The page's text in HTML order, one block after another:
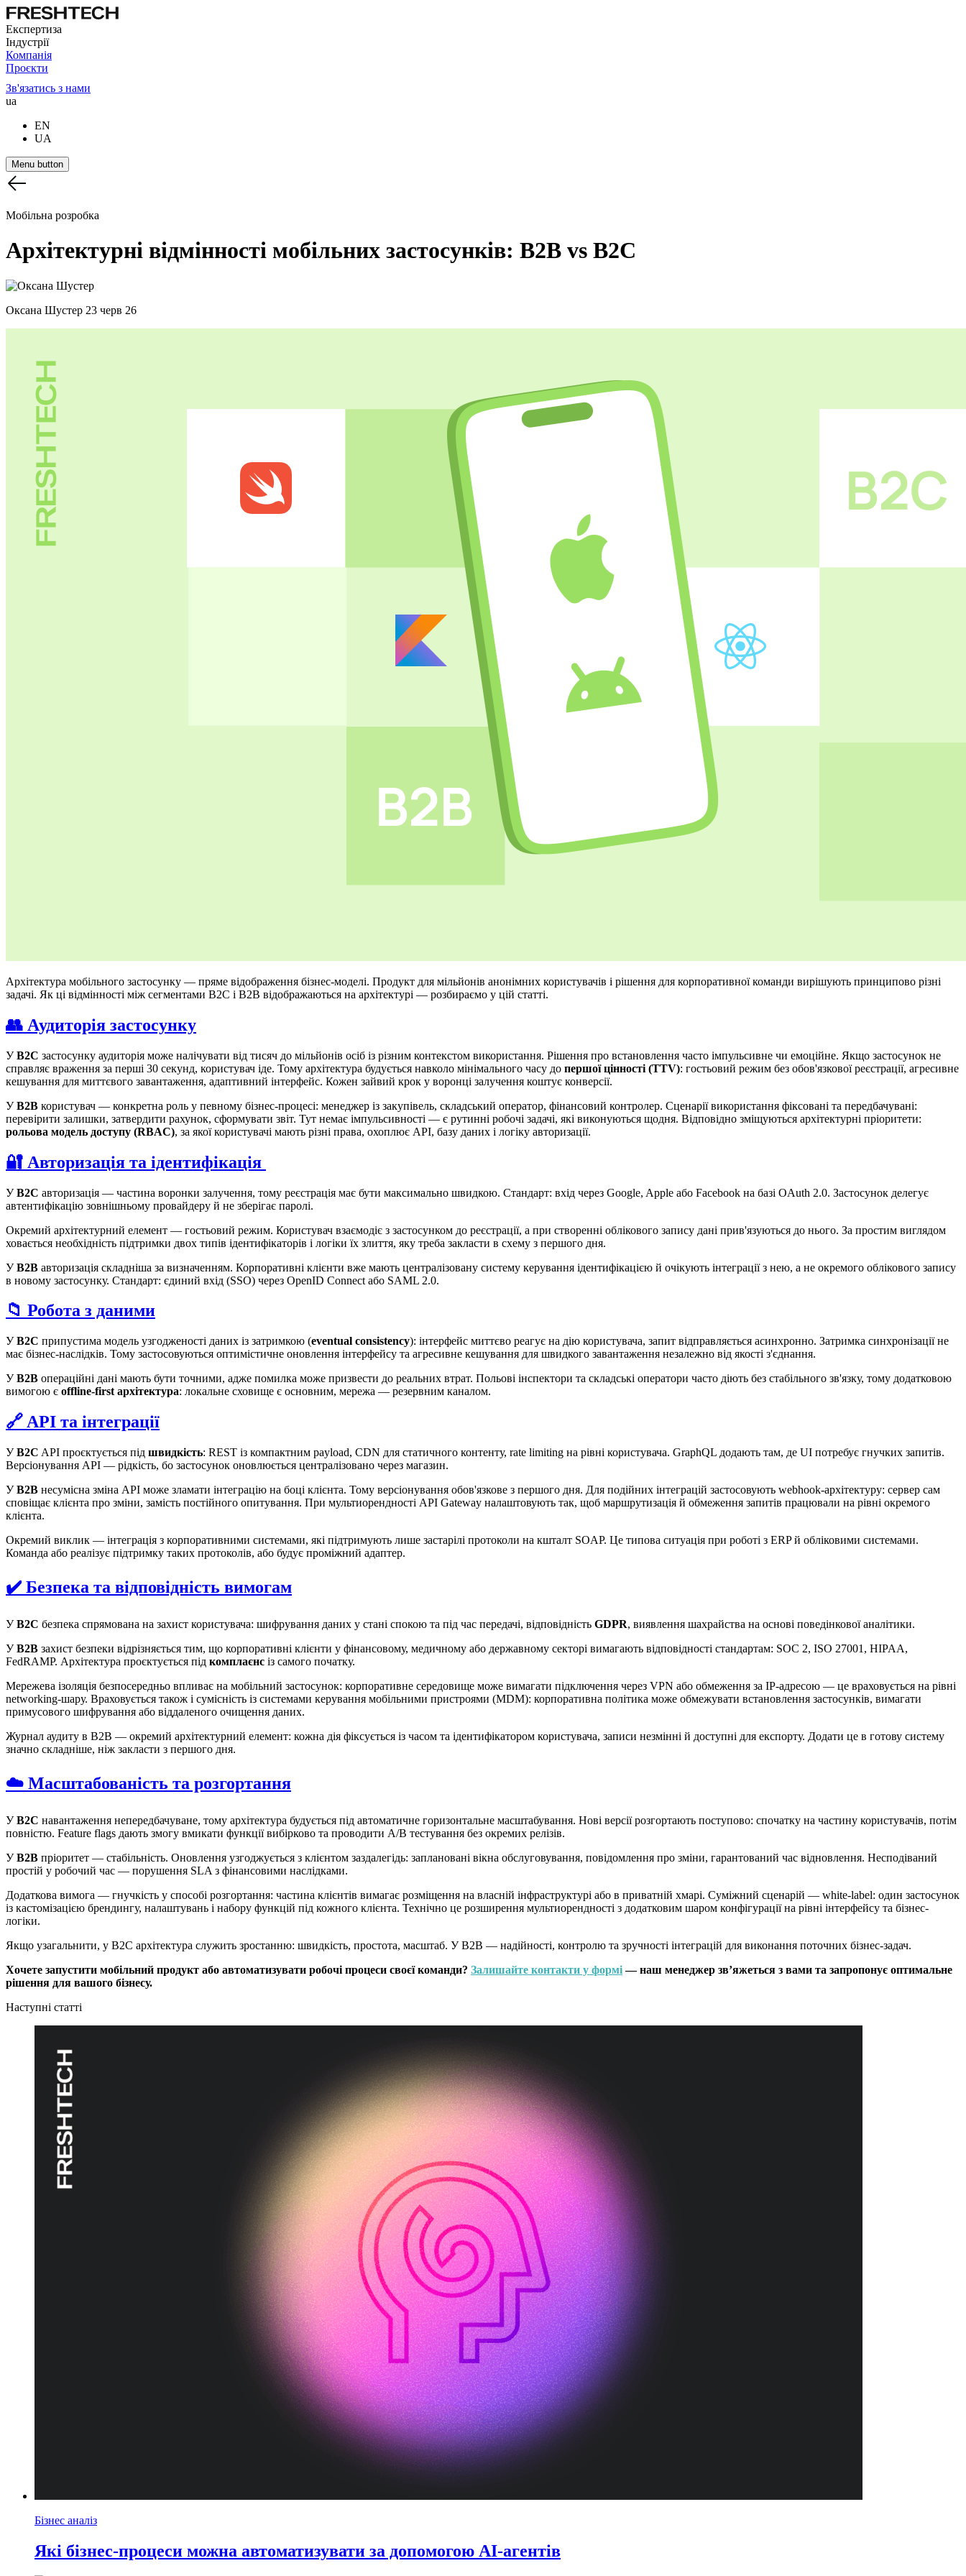
Експертиза
Індустрії
Компанія
Проєкти
Зв'язатись з нами
ua
EN
UA
Menu button
Мобільна розробка
Архітектурні відмінності мобільних застосунків: B2B vs B2C
Оксана Шустер 23 черв 26
Архітектура мобільного застосунку — пряме відображення бізнес-моделі. Продукт для мільйонів анонімних користувачів і рішення для корпоративної команди вирішують принципово різні
задачі. Як ці відмінності між сегментами B2C і B2B відображаються на архітектурі — розбираємо у цій статті.
👥 Аудиторія застосунку
УB2C застосунку аудиторія може налічувати від тисяч до мільйонів осіб із різним контекстом використання. Рішення про встановлення часто імпульсивне чи емоційне. Якщо застосунок не
справляє враження за перші 30 секунд, користувач іде. Тому архітектура будується навколо мінімального часу до першої цінності (TTV): гостьовий режим без обов'язкової реєстрації, агресивне
кешування для миттєвого завантаження, адаптивний інтерфейс. Кожен зайвий крок у воронці залучення коштує конверсії.
УB2B користувач — конкретна роль у певному бізнес-процесі: менеджер із закупівель, складський оператор, фінансовий контролер. Сценарії використання фіксовані та передбачувані:
перевірити залишки, затвердити рахунок, сформувати звіт. Тут немає імпульсивності — є рутинні робочі задачі, які виконуються щодня. Відповідно зміщуються архітектурні пріоритети:
рольова модель доступу (RBAC), за якої користувачі мають різні права, охоплює API, базу даних і логіку авторизації.
🔐 Авторизація та ідентифікація
УB2C авторизація — частина воронки залучення, тому реєстрація має бути максимально швидкою. Стандарт: вхід через Google, Apple або Facebook на базі OAuth 2.0. Застосунок делегує
автентифікацію зовнішньому провайдеру й не зберігає паролі.
Окремий архітектурний елемент — гостьовий режим. Користувач взаємодіє з застосунком до реєстрації, а при створенні облікового запису дані прив'язуються до нього. За простим виглядом
ховається необхідність підтримки двох типів ідентифікаторів і логіки їх злиття, яку треба закласти в схему з першого дня.
УB2B авторизація складніша за визначенням. Корпоративні клієнти вже мають централізовану систему керування ідентифікацією й очікують інтеграції з нею, а не окремого облікового запису
в новому застосунку. Стандарт: єдиний вхід (SSO) через OpenID Connect або SAML 2.0.
📁 Робота з даними
УB2C припустима модель узгодженості даних із затримкою (eventual consistency): інтерфейс миттєво реагує на дію користувача, запит відправляється асинхронно. Затримка синхронізації не
має бізнес-наслідків. Тому застосовуються оптимістичне оновлення інтерфейсу та агресивне кешування для швидкого завантаження незалежно від якості з'єднання.
УB2B операційні дані мають бути точними, адже помилка може призвести до реальних втрат. Польові інспектори та складські оператори часто діють без стабільного зв'язку, тому додатковою
вимогою є offline-first архітектура: локальне сховище є основним, мережа — резервним каналом.
🔗 API та інтеграції
УB2C API проєктується під швидкість: REST із компактним payload, CDN для статичного контенту, rate limiting на рівні користувача. GraphQL додають там, де UI потребує гнучких запитів.
Версіонування API — рідкість, бо застосунок оновлюється централізовано через магазин.
УB2B несумісна зміна API може зламати інтеграцію на боці клієнта. Тому версіонування обов'язкове з першого дня. Для подійних інтеграцій застосовують webhook-архітектуру: сервер сам
сповіщає клієнта про зміни, замість постійного опитування. При мультиорендності API Gateway налаштовують так, щоб маршрутизація й обмеження запитів працювали на рівні окремого
клієнта.
Окремий виклик — інтеграція з корпоративними системами, які підтримують лише застарілі протоколи на кшталт SOAP. Це типова ситуація при роботі з ERP й обліковими системами.
Команда або реалізує підтримку таких протоколів, або будує проміжний адаптер.
✔️ Безпека та відповідність вимогам
УB2C безпека спрямована на захист користувача: шифрування даних у стані спокою та під час передачі, відповідність GDPR, виявлення шахрайства на основі поведінкової аналітики.
УB2B захист безпеки відрізняється тим, що корпоративні клієнти у фінансовому, медичному або державному секторі вимагають відповідності стандартам: SOC 2, ISO 27001, HIPAA,
FedRAMP. Архітектура проєктується під комплаєнс із самого початку.
Мережева ізоляція безпосередньо впливає на мобільний застосунок: корпоративне середовище може вимагати підключення через VPN або обмеження за IP-адресою — це враховується на рівні
networking-шару. Враховується також і сумісність із системами керування мобільними пристроями (MDM): корпоративна політика може обмежувати встановлення застосунків, вимагати
примусового шифрування або віддаленого очищення даних.
Журнал аудиту в B2B — окремий архітектурний елемент: кожна дія фіксується із часом та ідентифікатором користувача, записи незмінні й доступні для експорту. Додати це в готову систему
значно складніше, ніж закласти з першого дня.
☁️ Масштабованість та розгортання
УB2C навантаження непередбачуване, тому архітектура будується під автоматичне горизонтальне масштабування. Нові версії розгортають поступово: спочатку на частину користувачів, потім
повністю. Feature flags дають змогу вмикати функції вибірково та проводити A/B тестування без окремих релізів.
УB2B пріоритет — стабільність. Оновлення узгоджується з клієнтом заздалегідь: заплановані вікна обслуговування, повідомлення про зміни, гарантований час відновлення. Несподіваний
простій у робочий час — порушення SLA з фінансовими наслідками.
Додаткова вимога — гнучкість у способі розгортання: частина клієнтів вимагає розміщення на власній інфраструктурі або в приватній хмарі. Суміжний сценарій — white-label: один застосунок
із кастомізацією брендингу, налаштувань і набору функцій під кожного клієнта. Технічно це розширення мультиорендності з додатковим шаром конфігурації на рівні інтерфейсу та бізнес-
логіки.
Якщо узагальнити, у B2C архітектура служить зростанню: швидкість, простота, масштаб. У B2B — надійності, контролю та зручності інтеграцій для виконання поточних бізнес-задач.
Хочете запустити мобільний продукт або автоматизувати робочі процеси своєї команди? Залишайте контакти у формі — наш менеджер звʼяжеться з вами та запропонує оптимальне
рішення для вашого бізнесу.
Наступні статті
Бізнес аналіз
Які бізнес-процеси можна автоматизувати за допомогою AI-агентів